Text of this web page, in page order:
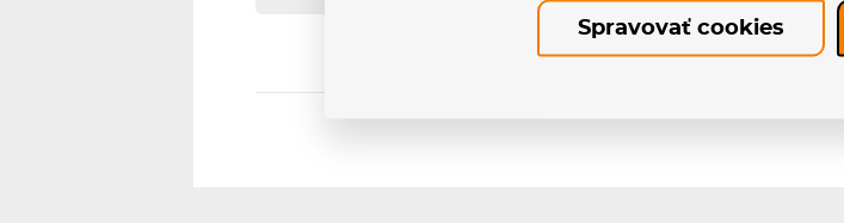
Spravovať cookies